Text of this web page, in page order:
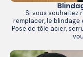
Si vous souhaitez
remplacer, le
Pose de tôle acier,